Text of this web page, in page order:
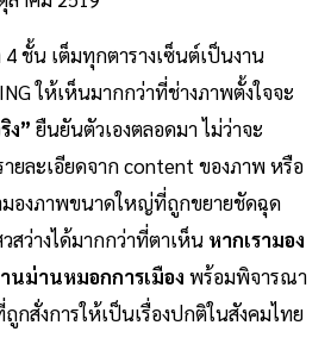
ชั้น เต็มทุกตารางเซ็นต์เป็นงาน
ให้เห็นมากกว่าที่ช่างภาพตั้งใจจะ
ง” ยืนยันตัวเองตลอดมา ไม่ว่าจะ
ายละเอียดจาก content ของภาพ หรือ
มองภาพขนาดใหญ่ที่ถูกขยายชัดฉุด
สว่างได้มากกว่าที่ตาเห็น หากเรามอง
นม่านหมอกการเมือง พร้อมพิจารณา
กสั่งการให้เป็นเรื่องปกติในสังคมไทย